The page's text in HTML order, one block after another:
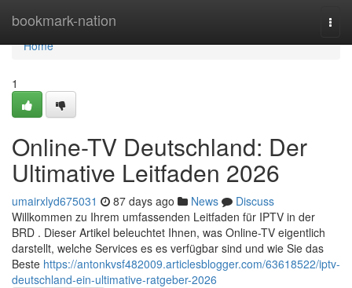
bookmark-nation
Home
Home
1
Online-TV Deutschland: Der
Ultimative Leitfaden 2026
umairxlyd675031 87 days ago News
Discuss
Willkommen zu Ihrem umfassenden Leitfaden für IPTV in der
BRD . Dieser Artikel beleuchtet Ihnen, was Online-TV eigentlich
darstellt, welche Services es es verfügbar sind und wie Sie das
Beste https://antonkvsf482009.articlesblogger.com/63618522/iptv-
deutschland-ein-ultimative-ratgeber-2026